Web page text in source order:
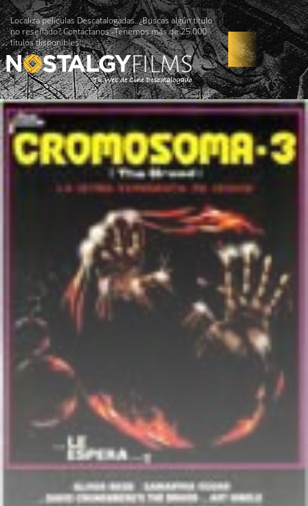
Localiza películas Descatalogadas. ¿Buscas algún título
no reseñado? Contáctanos -Tenemos más de 25.000
títulos disponibles!